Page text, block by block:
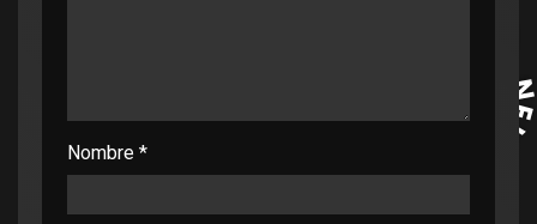
Nombre *